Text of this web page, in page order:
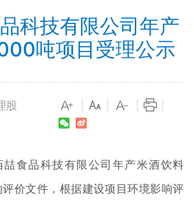
科技有限公司年产
吨项目受理公示
股
食品科技有限公司年产米酒饮料
价文件，根据建设项目环境影响评